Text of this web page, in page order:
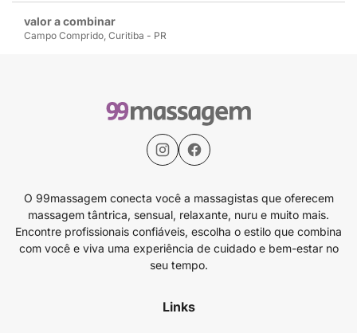
valor a combinar
Campo Comprido, Curitiba - PR
O 99massagem conecta você a massagistas que oferecem
massagem tântrica, sensual, relaxante, nuru e muito mais.
Encontre profissionais confiáveis, escolha o estilo que combina
com você e viva uma experiência de cuidado e bem-estar no
seu tempo.
Links